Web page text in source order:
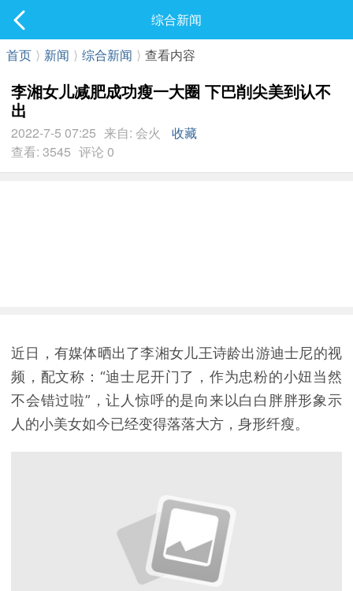
最新发表
综合新闻
首页 ⟩ 新闻 ⟩ 综合新闻 ⟩ 查看内容
李湘女儿减肥成功瘦一大圈 下巴削尖美到认不
出
2022-7-5 07:25 来自: 会火
收藏
查看: 3545 评论 0
近日，有媒体晒出了李湘女儿王诗龄出游迪士尼的视
频，配文称：“迪士尼开门了，作为忠粉的小妞当然
不会错过啦”，让人惊呼的是向来以白白胖胖形象示
人的小美女如今已经变得落落大方，身形纤瘦。